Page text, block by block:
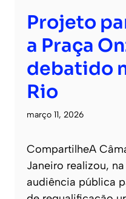
Projeto
a Praça
debatido
Rio
março 11, 2026
CompartilheA
Janeiro realizou,
audiência pública